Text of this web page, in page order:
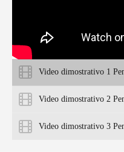
Video dimostrativo 1
Video dimostrativo 2
Video dimostrativo 3